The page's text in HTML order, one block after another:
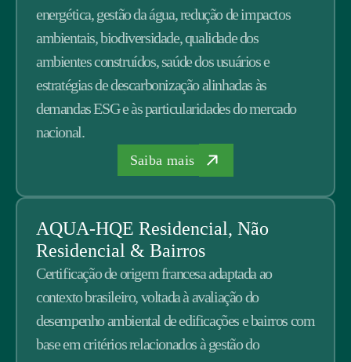
energética, gestão da água, redução de impactos
ambientais, biodiversidade, qualidade dos
ambientes construídos, saúde dos usuários e
estratégias de descarbonização alinhadas às
demandas ESG e às particularidades do mercado
nacional.
Saiba mais
AQUA-HQE Residencial, Não
Residencial & Bairros
Certificação de origem francesa adaptada ao
contexto brasileiro, voltada à avaliação do
desempenho ambiental de edificações e bairros com
base em critérios relacionados à gestão do